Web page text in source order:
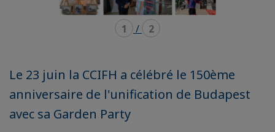
1 / 2
Le 23 juin la CCIFH a célébré le 150ème
anniversaire de l'unification de Budapest
avec sa Garden Party